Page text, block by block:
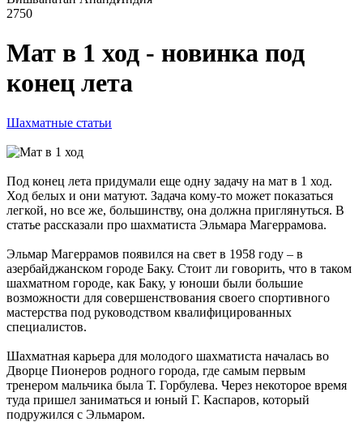
2750
Мат в 1 ход - новинка под
конец лета
Шахматные статьи
Под конец лета придумали еще одну задачу на мат в 1 ход.
Ход белых и они матуют. Задача кому-то может показаться
легкой, но все же, большинству, она должна приглянуться. В
статье рассказали про шахматиста Эльмара Магеррамова.
Эльмар Магеррамов появился на свет в 1958 году – в
азербайджанском городе Баку. Стоит ли говорить, что в таком
шахматном городе, как Баку, у юноши были большие
возможности для совершенствования своего спортивного
мастерства под руководством квалифицированных
специалистов.
Шахматная карьера для молодого шахматиста началась во
Дворце Пионеров родного города, где самым первым
тренером мальчика была Т. Горбулева. Через некоторое время
туда пришел заниматься и юный Г. Каспаров, который
подружился с Эльмаром.